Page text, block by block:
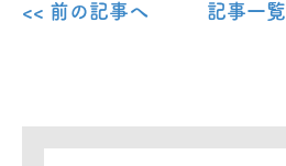
<< 前の記事へ 記事一覧